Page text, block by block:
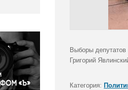
конфликты
Выборы
Григорий
Категория: